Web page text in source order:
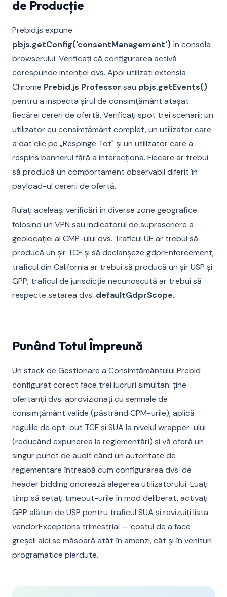
de Producție
Prebid.js expune
pbjs.getConfig('consentManagement')în consola
browserului. Verificați că configurarea activă
corespunde intenției dvs. Apoi utilizați extensia
Chrome Prebid.js Professor sau pbjs.getEvents()
pentru a inspecta șirul de consimțământ atașat
fiecărei cereri de ofertă. Verificați spot trei scenarii: un
utilizator cu consimțământ complet, un utilizator care
a dat clic pe „Respinge Tot" și un utilizator care a
respins bannerul fără a interacționa. Fiecare ar trebui
să producă un comportament observabil diferit în
payload-ul cererii de ofertă.
Rulați aceleași verificări în diverse zone geografice
folosind un VPN sau indicatorul de suprascriere a
geolocației al CMP-ului dvs. Traficul UE ar trebui să
producă un șir TCF și să declanșeze gdprEnforcement;
traficul din California ar trebui să producă un șir USP și
GPP; traficul de jurisdicție necunoscută ar trebui să
respecte setarea dvs. defaultGdprScope.
Punând Totul Împreună
Un stack de Gestionare a Consimțământului Prebid
configurat corect face trei lucruri simultan: ține
ofertanții dvs. aprovizionați cu semnale de
consimțământ valide (păstrând CPM-urile), aplică
regulile de opt-out TCF și SUA la nivelul wrapper-ului
(reducând expunerea la reglementări) și vă oferă un
singur punct de audit când un autoritate de
reglementare întreabă cum configurarea dvs. de
header bidding onorează alegerea utilizatorului. Luați
timp să setați timeout-urile în mod deliberat, activați
GPP alături de USP pentru traficul SUA și revizuiți lista
vendorExceptions trimestrial — costul de a face
greșeli aici se măsoară atât în amenzi, cât și în venituri
programatice pierdute.